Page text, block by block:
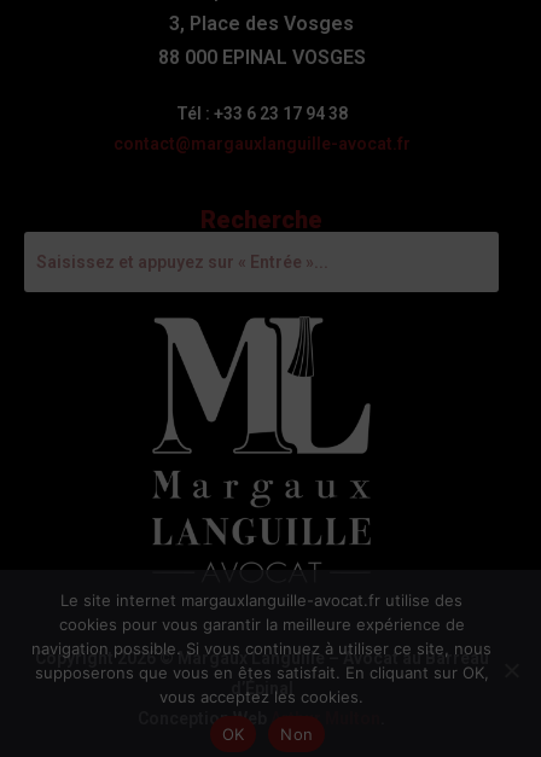
3, Place des Vosges
88 000 EPINAL VOSGES
Tél : +33 6 23 17 94 38
contact@margauxlanguille-avocat.fr
Recherche
Copyright 2026 © Margaux Languille – Avocat au Barreau
d’Épinal
Conception Web
Arthur Multon
Le site internet margauxlanguille-avocat.fr utilise des
cookies pour vous garantir la meilleure expérience de
navigation possible. Si vous continuez à utiliser ce site, nous
supposerons que vous en êtes satisfait. En cliquant sur OK,
vous acceptez les cookies.
OK
Non